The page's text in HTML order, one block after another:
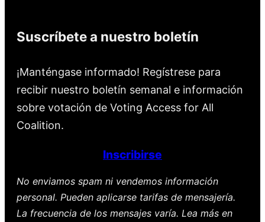
Suscríbete a nuestro boletín
¡Manténgase informado! Regístrese para
recibir nuestro boletín semanal e información
sobre votación de Voting Access for All
Coalition.
Inscribirse
No enviamos spam ni vendemos información
personal. Pueden aplicarse tarifas de mensajería.
La frecuencia de los mensajes varía. Lea más en